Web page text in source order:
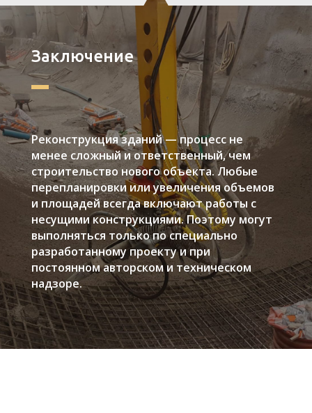
Заключение
Реконструкция зданий — процесс не
менее сложный и ответственный, чем
строительство нового объекта. Любые
перепланировки или увеличения объемов
и площадей всегда включают работы с
несущими конструкциями. Поэтому могут
выполняться только по специально
разработанному проекту и при
постоянном авторском и техническом
надзоре.